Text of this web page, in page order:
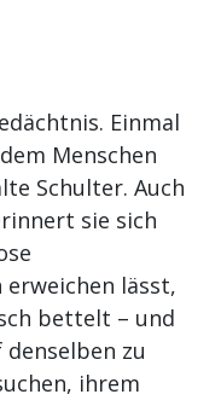
Einmal
Menschen
Schulter. Auch
sie sich
erweichen lässt,
bettelt – und
zu
ihrem